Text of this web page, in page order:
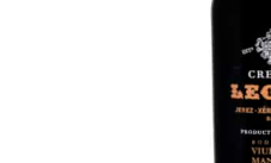
Catas y Actividades